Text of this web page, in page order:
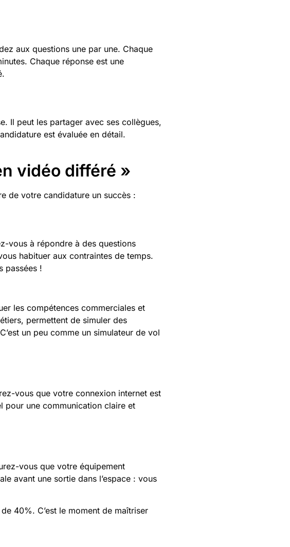
aux questions une par une. Chaque
Chaque réponse est une
Il peut les partager avec ses collègues,
est évaluée en détail.
vidéo différé »
de votre candidature un succès :
vous à répondre à des questions
habituer aux contraintes de temps.
passées !
les compétences commerciales et
permettent de simuler des
un peu comme un simulateur de vol
vous que votre connexion internet est
pour une communication claire et
vous que votre équipement
avant une sortie dans l’espace : vous
40%. C’est le moment de maîtriser